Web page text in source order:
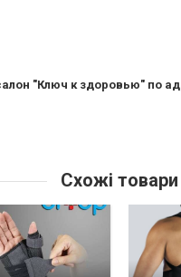
"Ключ к здоровью" по
Схожі товари